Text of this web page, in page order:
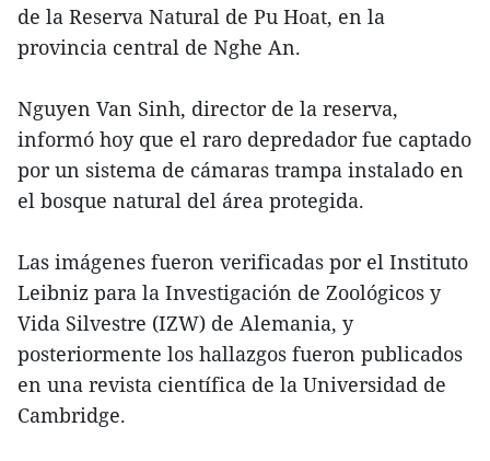
de la Reserva Natural de Pu Hoat, en la
provincia central de Nghe An.
Nguyen Van Sinh, director de la reserva,
informó hoy que el raro depredador fue captado
por un sistema de cámaras trampa instalado en
el bosque natural del área protegida.
Las imágenes fueron verificadas por el Instituto
Leibniz para la Investigación de Zoológicos y
Vida Silvestre (IZW) de Alemania, y
posteriormente los hallazgos fueron publicados
en una revista científica de la Universidad de
Cambridge.